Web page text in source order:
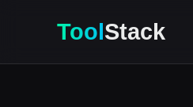
ToolStack